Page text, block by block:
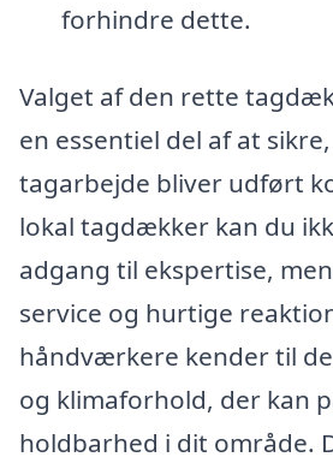
forhindre dette.
Valget af den rette
en essentiel del af at
tagarbejde bliver udført
lokal tagdækker kan du
adgang til ekspertise,
service og hurtige
håndværkere kender til
og klimaforhold, der kan
holdbarhed i dit område.